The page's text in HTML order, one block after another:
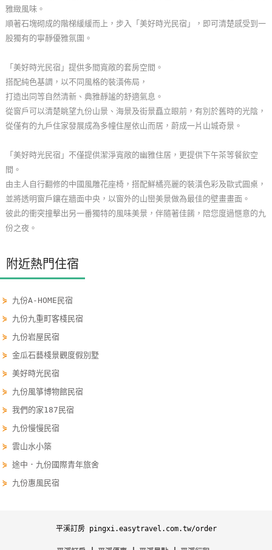
玩
樂
圖
顧
客
服
客
滿
意
度
訂
管
理
會
員
帳
戶
客
服
聯
雅緻風味。
順著石塊砌成的階梯緩緩而上，步入「美好時光民宿」，即可清楚感受到一
股獨有的寧靜優雅氛圍。
「美好時光民宿」提供多間寬敞的套房空間。
搭配純色基調，以不同風格的裝潢佈局，
打造出同等自然清新、典雅靜謐的舒適氣息。
從窗戶可以清楚眺望九份山景、海景及街景矗立眼前，有別於舊時的光陰，
從僅有的九戶住家發展成為多幢住屋依山而居，蔚成一片山城奇景。
「美好時光民宿」不僅提供潔淨寬敞的幽雅住居，更提供下午茶等餐飲空
間。
由主人自行翻修的中國風雕花座椅，搭配鮮橘亮麗的裝潢色彩及歐式圓桌，
並將透明窗戶鑲在牆面中央，以窗外的山巒美景做為最佳的壁畫畫面。
彼此的衝突撞擊出另一番獨特的風味美景，伴隨著佳餚，陪您度過愜意的九
份之夜。
附近熱門住宿
⋟ 九份A-HOME民宿
⋟ 九份九重町客棧民宿
⋟ 九份岩屋民宿
⋟金瓜石藝棧景觀度假別墅
⋟美好時光民宿
⋟ 九份風箏博物館民宿
⋟我們的家187民宿
⋟ 九份慢慢民宿
⋟雲山水小築
⋟途中．九份國際青年旅舍
⋟ 九份惠風民宿
平溪訂房 pingxi.easytravel.com.tw/order